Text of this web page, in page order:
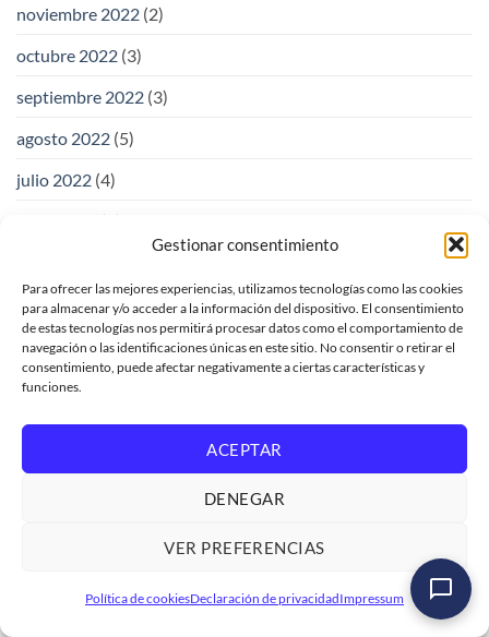
Gestionar consentimiento
Para ofrecer las mejores experiencias, utilizamos tecnologías como las cookies
para almacenar y/o acceder a la información del dispositivo. El consentimiento
de estas tecnologías nos permitirá procesar datos como el comportamiento de
navegación o las identificaciones únicas en este sitio. No consentir o retirar el
consentimiento, puede afectar negativamente a ciertas características y
funciones.
ACEPTAR
DENEGAR
VER PREFERENCIAS
Política de cookiesDeclaración de privacidadImpressum
noviembre 2022 (2)
octubre 2022 (3)
septiembre 2022 (3)
agosto 2022 (5)
julio 2022 (4)
(4)
abril 2022(3)
marzo 2022(4)
febrero 2022
enero 2022(3)
diciembre 2021(4)
enero 2020(1)